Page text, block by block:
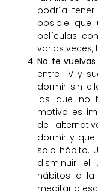
podría tener
posible que
películas
varias veces,
No te
entre TV y
dormir sin
las que no
motivo es
de
dormir y
solo hábito.
disminuir el
hábitos a
meditar o